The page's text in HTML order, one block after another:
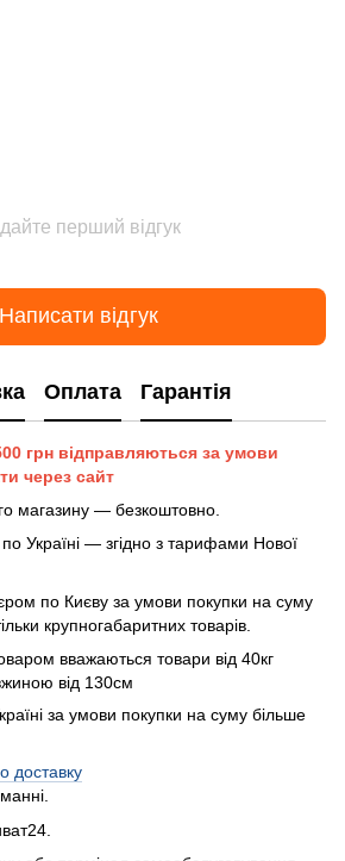
перший відгук
Написати відгук
Оплата Гарантія
грн відправляються за умови
через сайт
магазину — безкоштовно.
Україні — згідно з тарифами Нової
по Києву за умови покупки на суму
крупногабаритних товарів.
вважаються товари від 40кг
від 130см
за умови покупки на суму більше
доставку